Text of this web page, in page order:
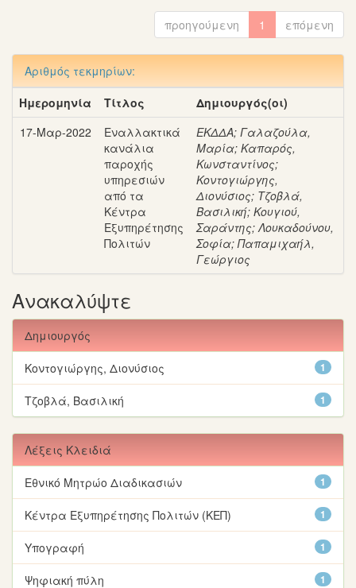
προηγούμενη 1 επόμενη
Αριθμός τεκμηρίων:
Ημερομηνία
Τίτλος
Δημιουργός(οι)
17-Μαρ-2022
Εναλλακτικά
κανάλια
παροχής
υπηρεσιών
από τα
Κέντρα
Εξυπηρέτησης
Πολιτών
ΕΚΔΔΑ; Γαλαζούλα,
Μαρία; Καπαρός,
Κωνσταντίνος;
Κοντογιώργης,
Διονύσιος; Τζοβλά,
Βασιλική; Κουγιού,
Σαράντης;Λουκαδούνου,
Σοφία;Παπαμιχαήλ,
Γεώργιος
Ανακαλύψτε
Δημιουργός
1
Κοντογιώργης, Διονύσιος
1
Τζοβλά, Βασιλική
Λέξεις Κλειδιά
1
Εθνικό Μητρώο Διαδικασιών
1
Κέντρα Εξυπηρέτησης Πολιτών (ΚΕΠ)
1
Υπογραφή
1
Ψηφιακή πύλη